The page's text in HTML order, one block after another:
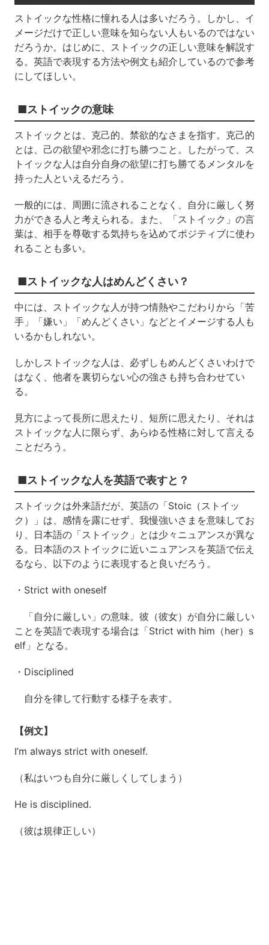
ストイックな性格に憧れる人は多いだろう。しかし、イ
メージだけで正しい意味を知らない人もいるのではない
だろうか。はじめに、ストイックの正しい意味を解説す
る。英語で表現する方法や例文も紹介しているので参考
にしてほしい。
■ストイックの意味
ストイックとは、克己的、禁欲的なさまを指す。克己的
とは、己の欲望や邪念に打ち勝つこと。したがって、ス
トイックな人は自分自身の欲望に打ち勝てるメンタルを
持った人といえるだろう。
一般的には、周囲に流されることなく、自分に厳しく努
力ができる人と考えられる。また、「ストイック」の言
葉は、相手を尊敬する気持ちを込めてポジティブに使わ
れることも多い。
■ストイックな人はめんどくさい？
中には、ストイックな人が持つ情熱やこだわりから「苦
手」「嫌い」「めんどくさい」などとイメージする人も
いるかもしれない。
しかしストイックな人は、必ずしもめんどくさいわけで
はなく、他者を裏切らない心の強さも持ち合わせてい
る。
見方によって長所に思えたり、短所に思えたり、それは
ストイックな人に限らず、あらゆる性格に対して言える
ことだろう。
■ストイックな人を英語で表すと？
ストイックは外来語だが、英語の「Stoic（ストイッ
ク）」は、感情を露にせず、我慢強いさまを意味してお
り、日本語の「ストイック」とは少々ニュアンスが異な
る。日本語のストイックに近いニュアンスを英語で伝え
るなら、以下のように表現すると良いだろう。
・Strict with oneself
「自分に厳しい」の意味。彼（彼女）が自分に厳しい
ことを英語で表現する場合は「Strict with him（her）s
elf」となる。
・Disciplined
自分を律して行動する様子を表す。
【例文】
I’m always strict with oneself.
（私はいつも自分に厳しくしてしまう）
He is disciplined.
（彼は規律正しい）